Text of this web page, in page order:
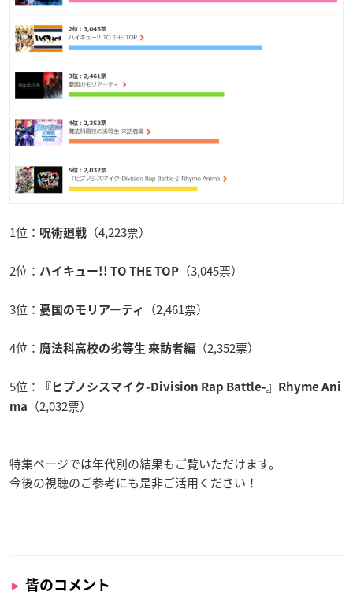
1位： 呪術廻戦 （4,223票）
2位： ハイキュー!! TO THE TOP （3,045票）
3位： 憂国のモリアーティ （2,461票）
4位： 魔法科高校の劣等生 来訪者編 （2,352票）
5位：
『ヒプノシスマイク-Division Rap Battle-』Rhyme Ani
ma
（2,032票）
特集ページでは年代別の結果もご覧いただけます。
今後の視聴のご参考にも是非ご活用ください！
皆のコメント